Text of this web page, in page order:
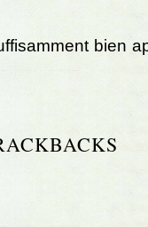
bien